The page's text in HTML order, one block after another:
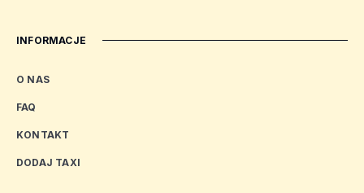
INFORMACJE
O NAS
FAQ
KONTAKT
DODAJ TAXI